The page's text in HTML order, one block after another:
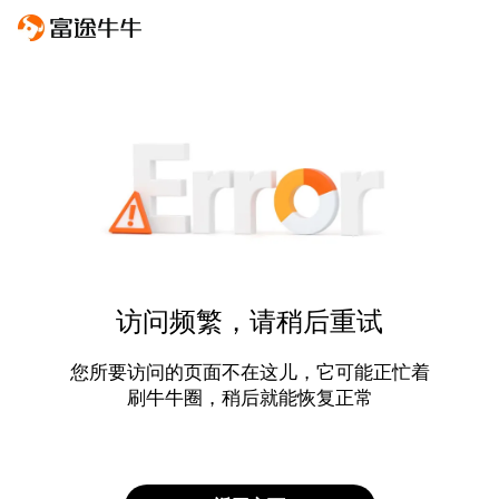
访问频繁，请稍后重试
您所要访问的页面不在这儿，它可能正忙着
刷牛牛圈，稍后就能恢复正常